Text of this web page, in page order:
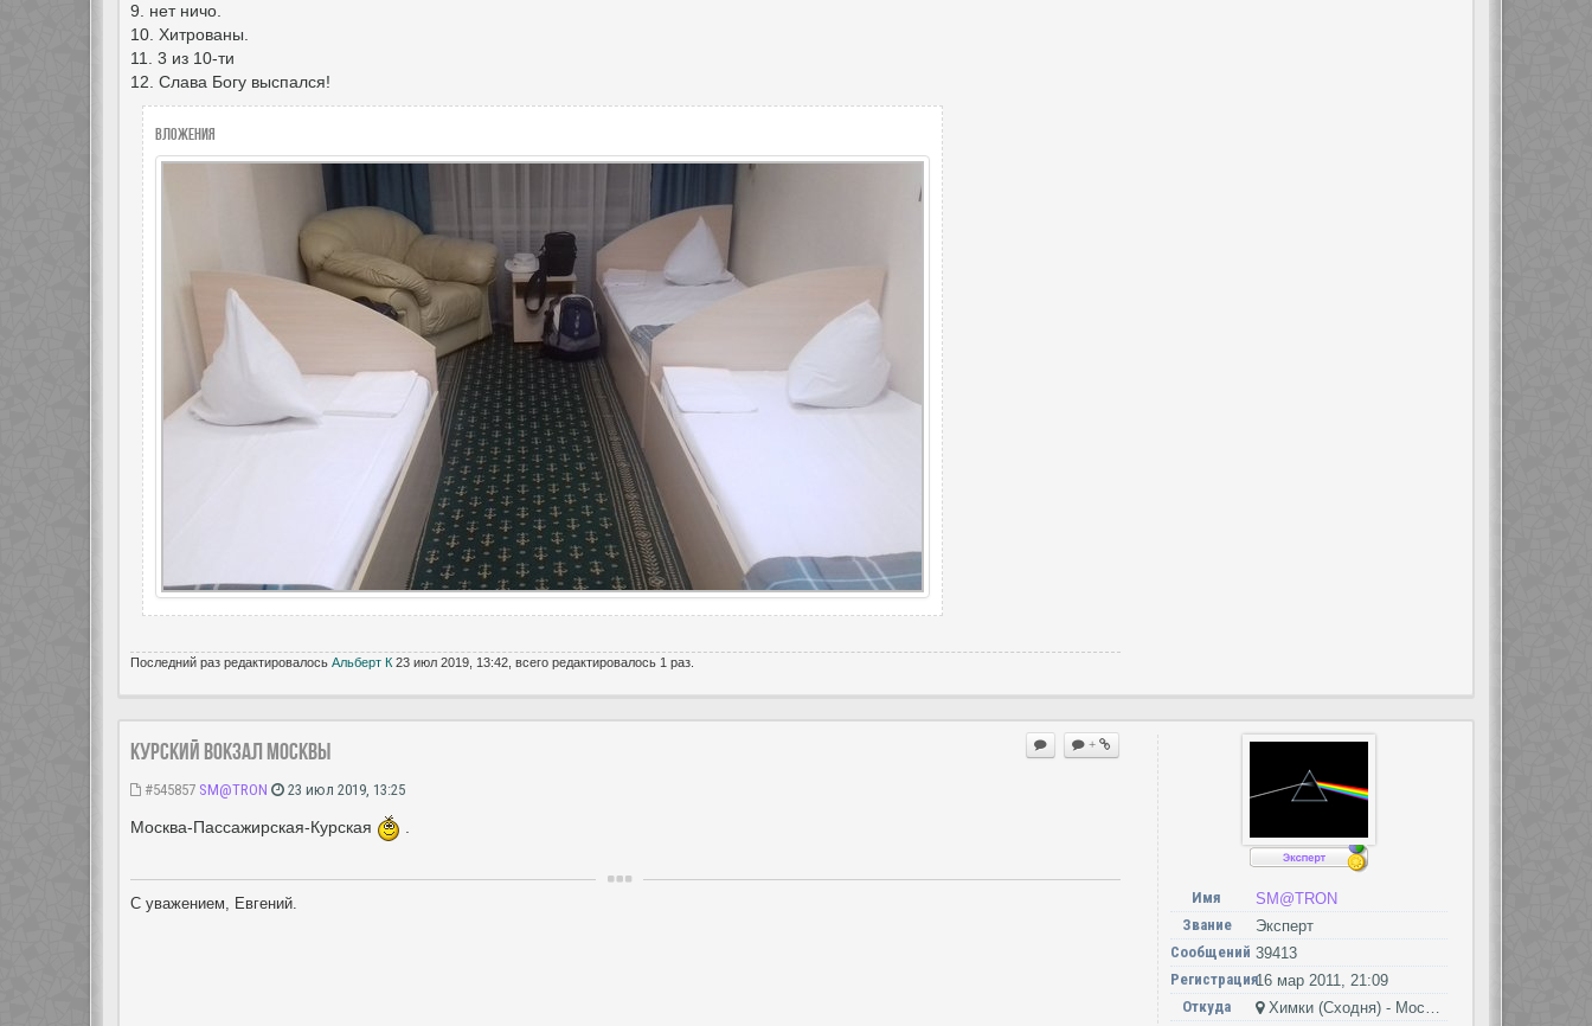
9. нет ничо.
10. Хитрованы.
11. 3 из 10-ти
12. Слава Богу выспался!
Вложения
Последний раз редактировалось Альберт К 23 июл 2019, 13:42, всего редактировалось 1 раз.
+
Курский вокзал Москвы
#545857 SM@TRON 23 июл 2019, 13:25
Москва-Пассажирская-Курская
С уважением, Евгений. Имя
SM@TRON
Звание
Эксперт
Сообщений 39413
Регистрация16 мар 2011, 21:09
Откуда
Химки (Сходня) - Москва - Петушки